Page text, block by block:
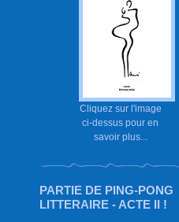
Cliquez sur l'image
ci-dessus pour en
savoir plus...
PARTIE DE PING-PONG
LITTERAIRE - ACTE II !